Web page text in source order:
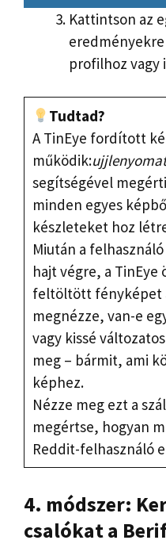
Kattintson az
profilhoz vagy
Tudtad?
A TinEye fordított
működik:
segítségével
minden egyes
készleteket hoz
Miután a
hajt végre, a TinEye
feltöltött fényképet
megnézze, van-e
vagy kissé
meg – bármit, ami
képhez.
Nézze meg ezt a
megértse, hogyan
Reddit-felhasználó
4. módszer:
csalókat a